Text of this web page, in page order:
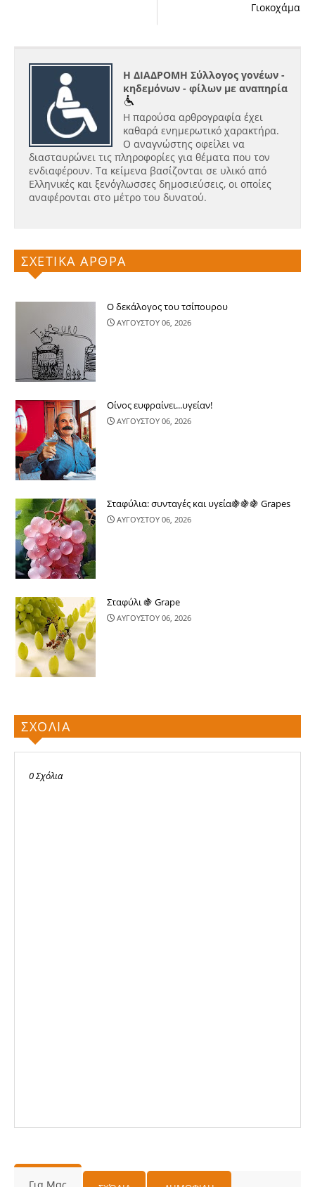
Γιοκοχάμα
Η ΔΙΑΔΡΟΜΗ Σύλλογος γονέων -
κηδεμόνων - φίλων με αναπηρία
Η παρούσα αρθρογραφία έχει
καθαρά ενημερωτικό χαρακτήρα.
Ο αναγνώστης οφείλει να
διασταυρώνει τις πληροφορίες για θέματα που τον
ενδιαφέρουν. Τα κείμενα βασίζονται σε υλικό από
Ελληνικές και ξενόγλωσσες δημοσιεύσεις, οι οποίες
αναφέρονται στο μέτρο του δυνατού.
ΣΧΕΤΙΚΑ ΑΡΘΡΑ
Ο δεκάλογος του τσίπουρου
ΑΥΓΟΥΣΤΟΥ 06, 2026
Οίνος ευφραίνει...υγείαν!
ΑΥΓΟΥΣΤΟΥ 06, 2026
Σταφύλια: συνταγές και υγεία🍇🍇🍇 Grapes
ΑΥΓΟΥΣΤΟΥ 06, 2026
Σταφύλι 🍇 Grape
ΑΥΓΟΥΣΤΟΥ 06, 2026
ΣΧΟΛΙΑ
0 Σχόλια